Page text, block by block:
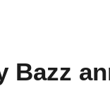
Bazz